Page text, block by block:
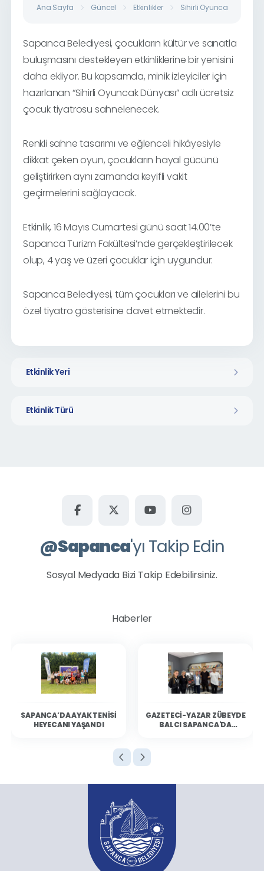
Etkinlik Yeri
Etkinlik Türü
Ana Sayfa Güncel Etkinlikler Sihirli Oyuncak Dünyası
Sapanca Belediyesi, çocukların kültür ve sanatla
buluşmasını destekleyen etkinliklerine bir yenisini
daha ekliyor. Bu kapsamda, minik izleyiciler için
hazırlanan “Sihirli Oyuncak Dünyası” adlı ücretsiz
çocuk tiyatrosu sahnelenecek.
Renkli sahne tasarımı ve eğlenceli hikâyesiyle
dikkat çeken oyun, çocukların hayal gücünü
geliştirirken aynı zamanda keyifli vakit
geçirmelerini sağlayacak.
Etkinlik, 16 Mayıs Cumartesi günü saat 14.00’te
Sapanca Turizm Fakültesi’nde gerçekleştirilecek
olup, 4 yaş ve üzeri çocuklar için uygundur.
Sapanca Belediyesi, tüm çocukları ve ailelerini bu
özel tiyatro gösterisine davet etmektedir.
@Sapanca'yı Takip Edin
Sosyal Medyada Bizi Takip Edebilirsiniz.
Haberler
SAPANCA’DA AYAK TENISI
HEYECANI YAŞANDI
GAZETECI-YAZAR ZÜBEYDE
BALCI SAPANCA'DA